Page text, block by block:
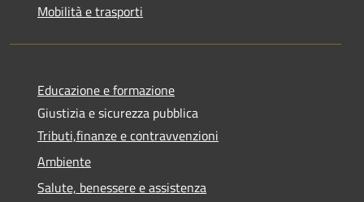
Mobilità e trasporti
Educazione e formazione
Giustizia e sicurezza pubblica
Tributi,finanze e contravvenzioni
Ambiente
Salute, benessere e assistenza